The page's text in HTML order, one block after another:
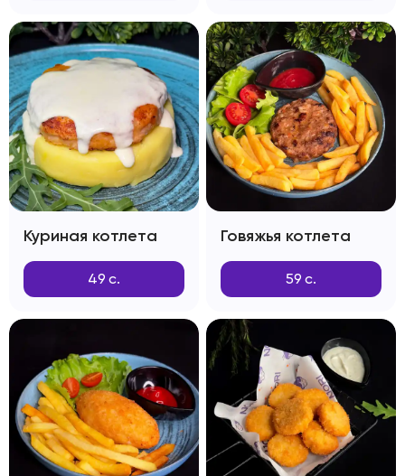
Куриная котлета
49 с.
Говяжья котлета
59 с.